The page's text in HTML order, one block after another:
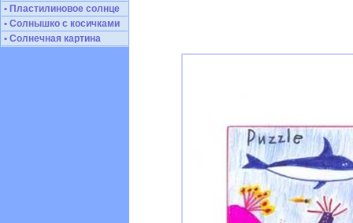
• Пластилиновое солнце
• Солнышко с косичками
• Солнечная картина